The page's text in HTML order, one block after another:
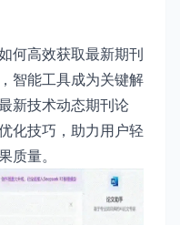
何高效获取最新期刊
智能工具成为关键解
新技术动态期刊论
化技巧，助力用户轻
质量。